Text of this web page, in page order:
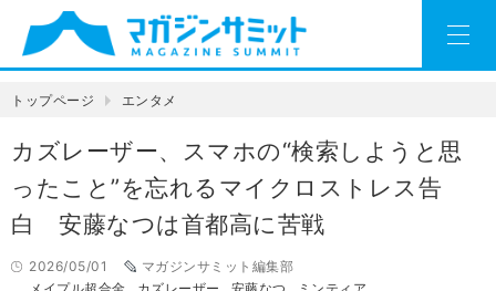
トップページ エンタメ
カズレーザー、スマホの“検索しようと思
ったこと”を忘れるマイクロストレス告
白 安藤なつは首都高に苦戦
2026/05/01
マガジンサミット編集部